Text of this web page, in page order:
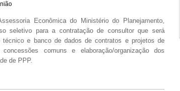
Econômica do Ministério do Planejamento,
seletivo para a contratação de consultor que será
técnico e banco de dados de contratos e projetos de
comuns e elaboração/organização dos
de PPP.